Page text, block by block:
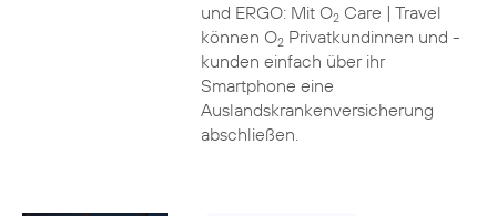
und ERGO: Mit O2Care | Travel
können O2Privatkundinnen und -
kunden einfach über ihr
Smartphone eine
Auslandskrankenversicherung
abschließen.